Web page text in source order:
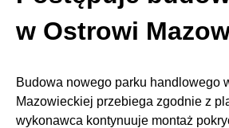
w Ostrowi
Budowa nowego parku handlowego
Mazowieckiej przebiega zgodnie z
wykonawca kontynuuje montaż